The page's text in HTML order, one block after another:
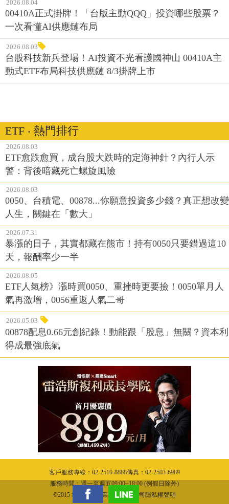
2026.08.04
00410A正式掛牌！「台版主動QQQ」投資哪些股票？
一次看懂AI供應鏈布局
2026.08.03
台股科技新兵登場！AI投資不光看護國神山 00410A主
動式ETF布局科技供應鏈 8/3掛牌上市
ETF ‧ 熱門排行
2026.08.03
ETF愈跌愈買，成台股大跌時的定海神針？內行人示
警：背後暗藏死亡螺旋風險
2026.08.03
0050、台積電、00878...你願意投資多少錢？真正想改變
人生，關鍵在「數大」
2026.07.31
暴漲的日子，其實都藏在熊市！持有0050只要錯過這10
天，報酬率少一半
2026.08.05
ETF人氣榜》漲時買0050、重挫時更要撿！0050單月人
氣再激增，0056重返人氣二哥
2026.05.03
00878配息0.66元創紀錄！動能跟「股息」無關？資本利
得成最強底氣
客戶服務專線：02-2510-8888傳真：02-2503-6989
服務時間：週一至週五09:00~18:00 (例假日除外)
©2015 城邦文化事業股份有限公司隱私權聲明